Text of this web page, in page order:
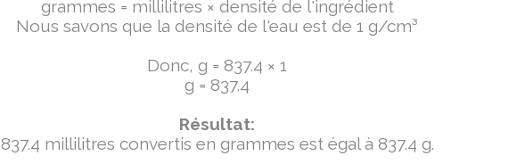
grammes = millilitres × densité de l'ingrédient
Nous savons que la densité de l'eau est de 1 g/cm³
Donc, g = 837.4 × 1
g = 837.4
Résultat:
837.4 millilitres convertis en grammes est égal à 837.4 g.